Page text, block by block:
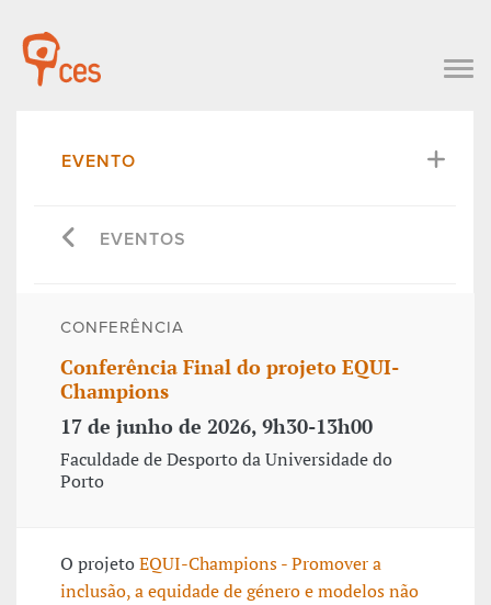
EVENTO
EVENTOS
CONFERÊNCIA
Conferência Final do projeto EQUI-
Champions
17 de junho de 2026, 9h30-13h00
Faculdade de Desporto da Universidade do
Porto
O projetoEQUI-Champions - Promover a
inclusão, a equidade de género e modelos não